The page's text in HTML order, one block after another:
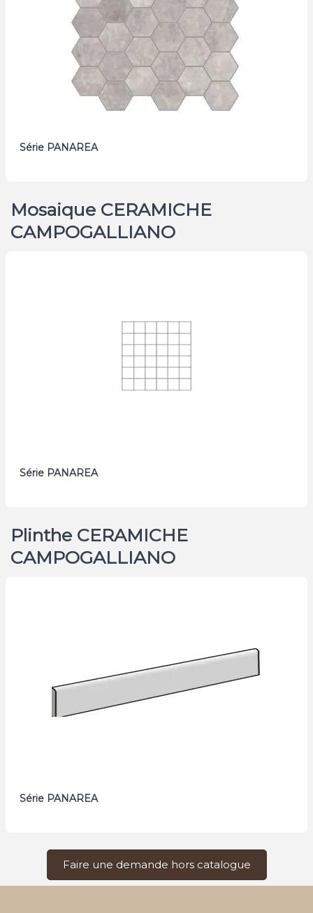
Série PANAREA
Mosaique CERAMICHE
CAMPOGALLIANO
Série PANAREA
Plinthe CERAMICHE
CAMPOGALLIANO
Série PANAREA
Faire une demande hors catalogue